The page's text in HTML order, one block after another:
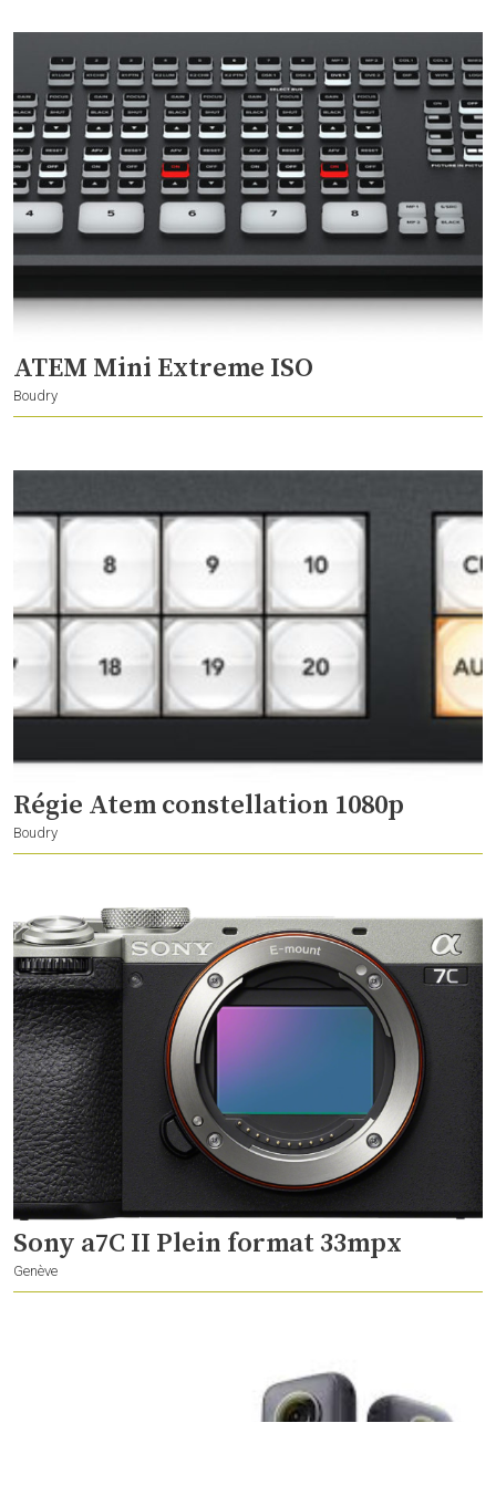
ATEM Mini Extreme ISO
Boudry
Régie Atem constellation 1080p
Boudry
Sony a7C II Plein format 33mpx
Genève